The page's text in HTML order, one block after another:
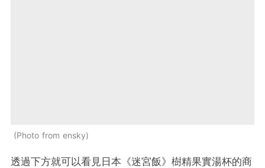
Photo from ensky
透過下方就可以看見日本《迷宮飯》樹精果實湯杯的商